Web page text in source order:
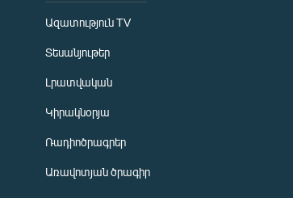
Ազատություն TV
Տեսանյութեր
Լրատվական
Կիրակնօրյա
Ռադիոծրագրեր
Առավոտյան ծրագիր